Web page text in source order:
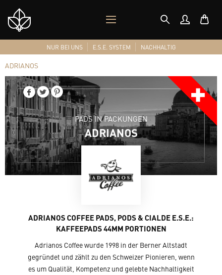
Shop
Logo
MOBILES
MENÜ
NUR BEI UNS E.S.E. SYSTEM NACHHALTIG
ADRIANOS
PADS IN PACKUNGEN
ADRIANOS
ADRIANOS COFFEE PADS, PODS & CIALDE E.S.E.:
KAFFEEPADS 44MM PORTIONEN
Adrianos Coffee wurde 1998 in der Berner Altstadt
gegründet und zählt zu den Schweizer Pionieren, wenn
es um Qualität, Kompetenz und gelebte Nachhaltigkeit